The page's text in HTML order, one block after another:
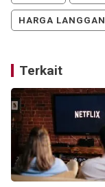
HARGA
Terkait